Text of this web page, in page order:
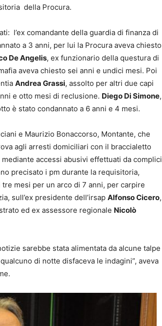
della Procura.
l’ex comandante della guardia di finanza di
a 3 anni, per lui la Procura aveva chiesto
De Angelis, ex funzionario della questura di
aveva chiesto sei anni e undici mesi. Poi
Andrea Grassi, assolto per altri due capi
e otto mesi di reclusione. Diego Di Simone,
è stato condannato a 6 anni e 4 mesi.
e Maurizio Bonaccorso, Montante, che
agli arresti domiciliari con il braccialetto
accessi abusivi effettuati da complici
precisato i pm durante la requisitoria,
mesi per un arco di 7 anni, per carpire
sull’ex presidente dell’irsap Alfonso Cicero,
ed ex assessore regionale Nicolò
sarebbe stata alimentata da alcune talpe
di notte disfaceva le indagini”, aveva